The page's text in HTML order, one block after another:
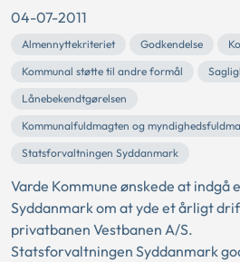
04-07-2011
Almennyttekriteriet Godkendelse
Kommunal støtte til andre formål
Lånebekendtgørelsen
Kommunalfuldmagten og
Statsforvaltningen Syddanmark
Varde Kommune ønskede at indgå
Syddanmark om at yde et årligt
privatbanen Vestbanen A/S.
Statsforvaltningen Syddanmark